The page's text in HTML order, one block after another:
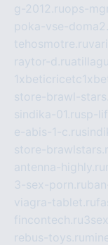
g-2012.ruops-
poka-vse-
tehosmotre.ru
raytor-d.ru
store-brawl-
sindika-01.rusp-
e-abis-1-c.ru
store-
antenna-highly.ru
3-sex-porn.ru
viagra-tablet.ru
fincontech.ru
rebus-toys.ru